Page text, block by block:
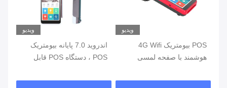
ویدیو
POS بیومتریک 4G Wifi
هوشمند با صفحه لمسی
ویدیو
اندروید 7.0 پایانه بیومتریک
POS ، دستگاه POS قابل